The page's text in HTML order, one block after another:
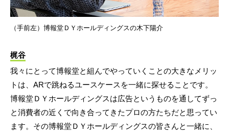
（手前左）博報堂ＤＹホールディングスの木下陽介
梶谷
我々にとって博報堂と組んでやっていくことの大きなメリッ
トは、ARで跳ねるユースケースを一緒に探せることです。
博報堂ＤＹホールディングスは広告というものを通してずっ
と消費者の近くで向き合ってきたプロの方たちだと思ってい
ます。その博報堂ＤＹホールディングスの皆さんと一緒に、